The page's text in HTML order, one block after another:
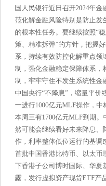
国人民银行近日召开2024年
范化解金融风险特别是防止发
的根本性任务。要继续按照“
策、精准拆弹”的方针，把握
系，持续有效防控化解重点
制，强化金融稳定保障体系，
制，牢牢守住不发生系统性金
中国央行“不降息”，缩量平价
一进行1000亿元MLF操作，中
本周三有1700亿元MLF到期
然可能会继续看好未来降息、
作，利率整体低位运行的基调
首批中国香港比特币、以太币
下香港子公司博时国际、华夏
露，发行虚拟资产现货ETF产